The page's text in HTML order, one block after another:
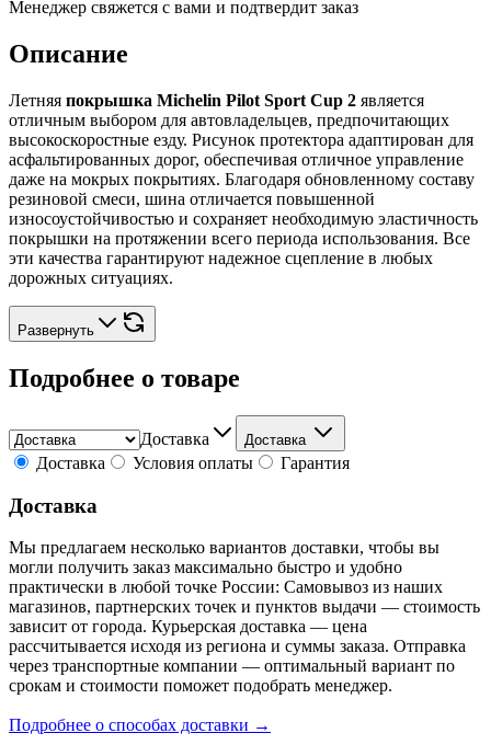
Менеджер свяжется с вами и подтвердит заказ
Описание
Летняя покрышка Michelin Pilot Sport Cup 2 является
отличным выбором для автовладельцев, предпочитающих
высокоскоростные езду. Рисунок протектора адаптирован для
асфальтированных дорог, обеспечивая отличное управление
даже на мокрых покрытиях. Благодаря обновленному составу
резиновой смеси, шина отличается повышенной
износоустойчивостью и сохраняет необходимую эластичность
покрышки на протяжении всего периода использования. Все
эти качества гарантируют надежное сцепление в любых
дорожных ситуациях.
Развернуть
Подробнее о товаре
Доставка Доставка
Доставка Условия оплаты Гарантия
Доставка
Мы предлагаем несколько вариантов доставки, чтобы вы
могли получить заказ максимально быстро и удобно
практически в любой точке России: Самовывоз из наших
магазинов, партнерских точек и пунктов выдачи — стоимость
зависит от города. Курьерская доставка — цена
рассчитывается исходя из региона и суммы заказа. Отправка
через транспортные компании — оптимальный вариант по
срокам и стоимости поможет подобрать менеджер.
Подробнее о способах доставки →